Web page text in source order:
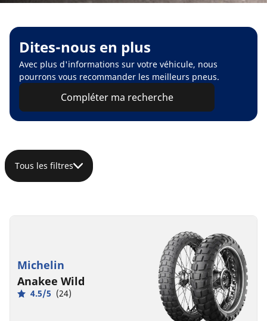
Dites-nous en plus
Avec plus d'informations sur votre véhicule, nous
pourrons vous recommander les meilleurs pneus.
Compléter ma recherche
Tous les filtres
Michelin
Anakee Wild
4.5/5 (24)